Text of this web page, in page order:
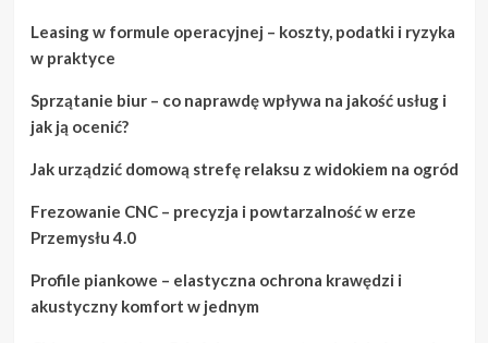
Leasing w formule operacyjnej – koszty, podatki i ryzyka
w praktyce
Sprzątanie biur – co naprawdę wpływa na jakość usług i
jak ją ocenić?
Jak urządzić domową strefę relaksu z widokiem na ogród
Frezowanie CNC – precyzja i powtarzalność w erze
Przemysłu 4.0
Profile piankowe – elastyczna ochrona krawędzi i
akustyczny komfort w jednym